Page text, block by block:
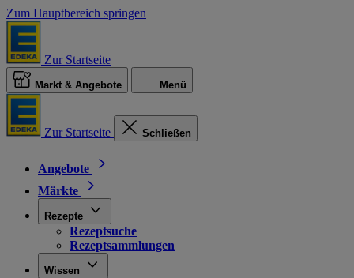
Zum Hauptbereich springen
Zur Startseite
Markt & Angebote Menü
Zur Startseite Schließen
Angebote
Märkte
Rezepte
Rezeptsuche
Rezeptsammlungen
Wissen